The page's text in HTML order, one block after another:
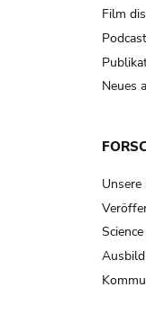
Film
Neues